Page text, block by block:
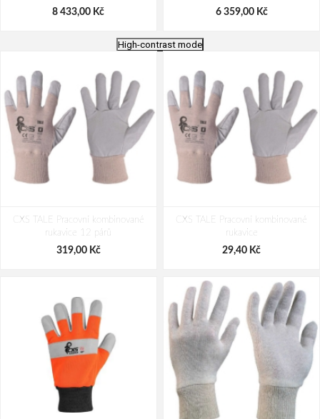
8 433,00 Kč 6 359,00 Kč
rukavice 120 párů
7 206,00 Kč
párů
7 070,00 Kč
High-contrast mode
CXS TALE Pracovní kombinované
rukavice 12 párů
319,00 Kč
CXS TALE Pracovní kombinované
rukavice
29,40 Kč